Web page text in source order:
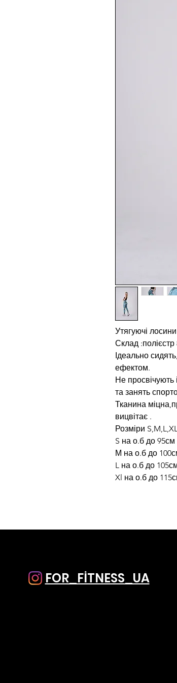
Утягуючі
Склад :полієстр
Ідеально
ефектом.
Не просвічують
та занять
Тканина
вицвітає .
Розміри S,M,L,XL
S на о.б до 95см
М на о.б до
L на о.б до
Xl на о.б до
FOR_FİTNESS_UA